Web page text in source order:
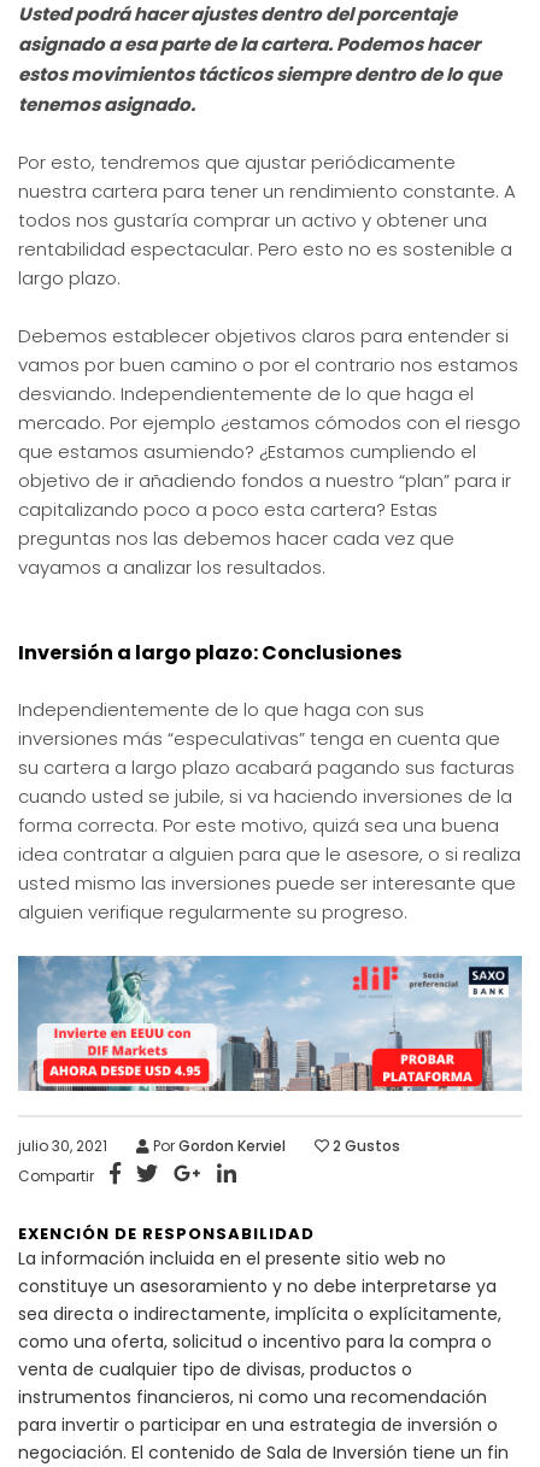
Usted podrá hacer ajustes dentro del porcentaje
asignado a esa parte de la cartera. Podemos hacer
estos movimientos tácticos siempre dentro de lo que
tenemos asignado.
Por esto, tendremos que ajustar periódicamente
nuestra cartera para tener un rendimiento constante. A
todos nos gustaría comprar un activo y obtener una
rentabilidad espectacular. Pero esto no es sostenible a
largo plazo.
Debemos establecer objetivos claros para entender si
vamos por buen camino o por el contrario nos estamos
desviando. Independientemente de lo que haga el
mercado. Por ejemplo ¿estamos cómodos con el riesgo
que estamos asumiendo? ¿Estamos cumpliendo el
objetivo de ir añadiendo fondos a nuestro “plan” para ir
capitalizando poco a poco esta cartera? Estas
preguntas nos las debemos hacer cada vez que
vayamos a analizar los resultados.
Inversión a largo plazo: Conclusiones
Independientemente de lo que haga con sus
inversiones más “especulativas” tenga en cuenta que
su cartera a largo plazo acabará pagando sus facturas
cuando usted se jubile, si va haciendo inversiones de la
forma correcta. Por este motivo, quizá sea una buena
idea contratar a alguien para que le asesore, o si realiza
usted mismo las inversiones puede ser interesante que
alguien verifique regularmente su progreso.
julio 30, 2021 PorGordon Kerviel 2 Gustos
Compartir
EXENCIÓN DE RESPONSABILIDAD
La información incluida en el presente sitio web no
constituye un asesoramiento y no debe interpretarse ya
sea directa o indirectamente, implícita o explícitamente,
como una oferta, solicitud o incentivo para la compra o
venta de cualquier tipo de divisas, productos o
instrumentos financieros, ni como una recomendación
para invertir o participar en una estrategia de inversión o
negociación. El contenido de Sala de Inversión tiene un fin